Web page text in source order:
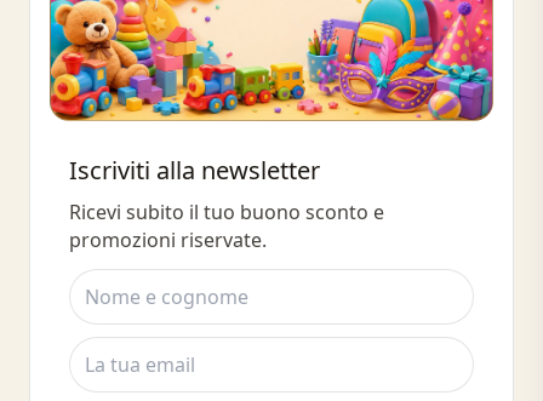
del 10%
Iscriviti alla newsletter
Ricevi subito il tuo buono sconto e
promozioni riservate.